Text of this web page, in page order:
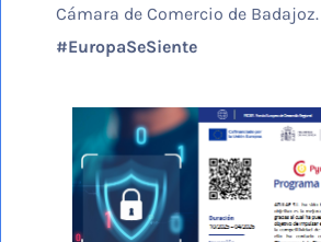
Cámara de Comercio de Badajoz.
#EuropaSeSiente